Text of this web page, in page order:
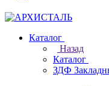
Каталог
Назад
Каталог
ЗДФ